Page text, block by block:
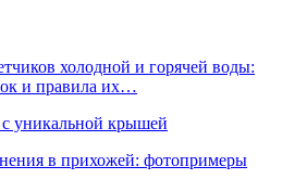
холодной и горячей воды:
и правила их…
уникальной крышей
в прихожей: фотопримеры